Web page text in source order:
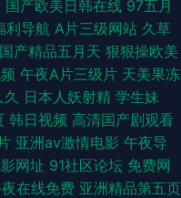
产欧美日18 岛国精品一区久久
址 韩国色色 亚洲男人天堂手机
在线 国产精品草草在线 91黑料9
码大神 成人久草视频网 潮吹综
国产欧美日韩在线 97五月
利导航 A片三级网站 久草
国产精品五月天 狠狠操欧美
午夜A片三级片 天美果冻
日本人妖射精 学生妹
韩日视频 高清国产剧观看
亚洲av激情电影 午夜导
网址 91社区论坛 免费网
在线免费 亚洲精品第五页